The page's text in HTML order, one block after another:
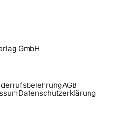
GmbH
AGB
Datenschutzerklärung